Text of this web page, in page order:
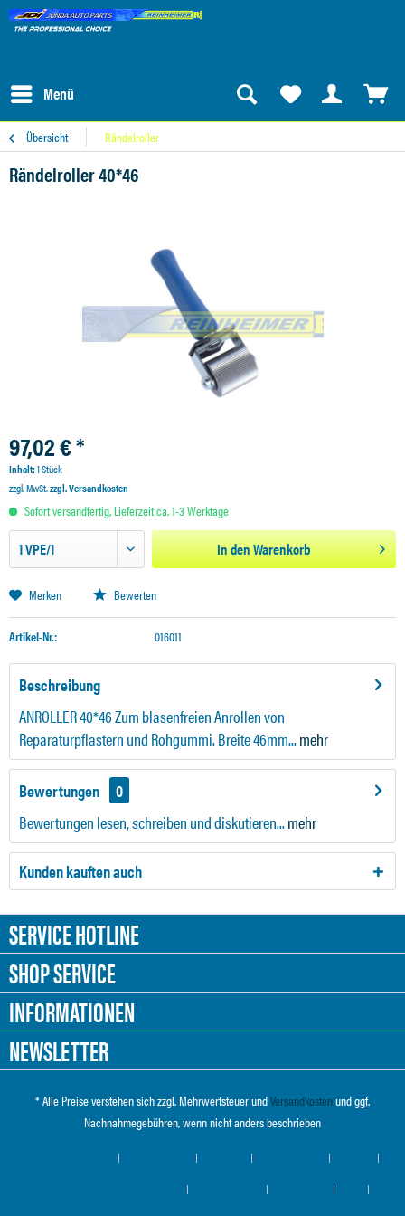
Menü
Übersicht Rändelroller
Rändelroller 40*46
97,02 € *
Inhalt:1 Stück
zzgl. MwSt.zzgl. Versandkosten
Sofort versandfertig, Lieferzeit ca. 1-3 Werktage
In denWarenkorb
Merken Bewerten
Artikel-Nr.: 016011
Beschreibung
ANROLLER 40*46 Zum blasenfreien Anrollen von
Reparaturpflastern und Rohgummi. Breite 46mm...mehr
Bewertungen
0
Bewertungen lesen, schreiben und diskutieren...mehr
Kunden kauften auch
SERVICE HOTLINE
SHOP SERVICE
INFORMATIONEN
NEWSLETTER
* Alle Preise verstehen sich zzgl. Mehrwertsteuer undVersandkostenund ggf.
Nachnahmegebühren, wenn nicht anders beschrieben